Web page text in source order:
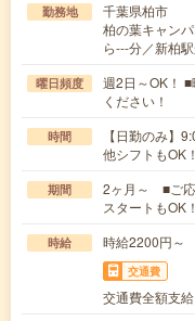
勤務地
千葉県柏市
柏の葉キャン
ら---分／新柏
曜日頻度
週2日～OK！
ください！
時間
【日勤のみ】
他シフトもOK
期間
2ヶ月～ ■ご
スタートもOK！
時給 時給2200円～
交通費
交通費全額支給